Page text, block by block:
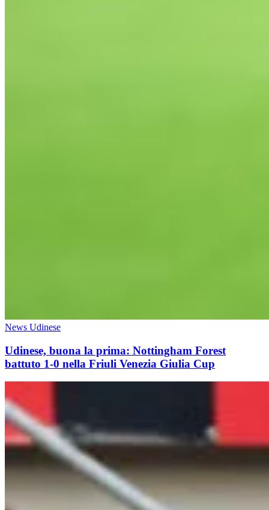
News Udinese
Udinese, buona la prima: Nottingham Forest
battuto 1-0 nella Friuli Venezia Giulia Cup